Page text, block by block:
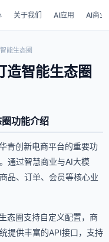
关于我们 AI应用 AI商业
能生态圈
造智能生态圈
功能介绍
青创新电商平台的重要功
通过智慧商业与AI大模
品、订单、会员等核心业
态圈支持自定义配置，商
提供丰富的API接口，支持